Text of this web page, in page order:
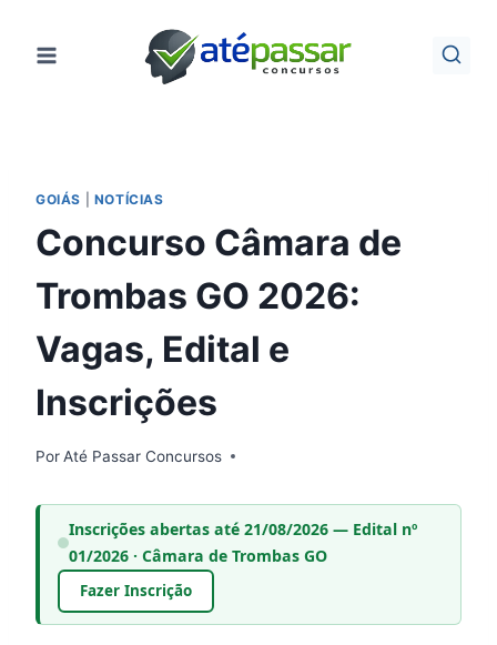
para
GOIÁS NOTÍCIAS
Concurso Câmara de
Trombas GO 2026:
Vagas, Edital e
Inscrições
PorAté Passar Concursos
Inscrições abertas até 21/08/2026 — Edital nº
01/2026 · Câmara de Trombas GO
Fazer Inscrição